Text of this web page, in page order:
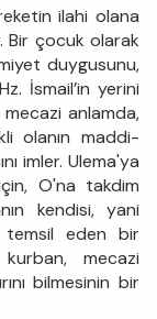
ilahi olana
Bir çocuk olarak
duygusunu,
İsmail’in yerini
anlamda,
olanın maddi-
imler. Ulema'ya
O'na takdim
kendisi, yani
eden bir
mecazi
bilmesinin bir